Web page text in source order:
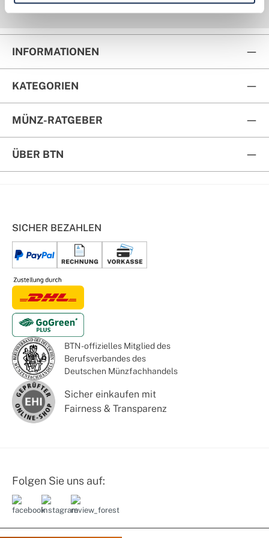
INFORMATIONEN
KATEGORIEN
MÜNZ-RATGEBER
ÜBER BTN
SICHER BEZAHLEN
BTN - offizielles Mitglied des
Berufsverbandes des
Deutschen Münzfachhandels
Sicher einkaufen mit
Fairness & Transparenz
Folgen Sie uns auf: